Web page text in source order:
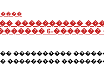
����������
6-
����������
���������